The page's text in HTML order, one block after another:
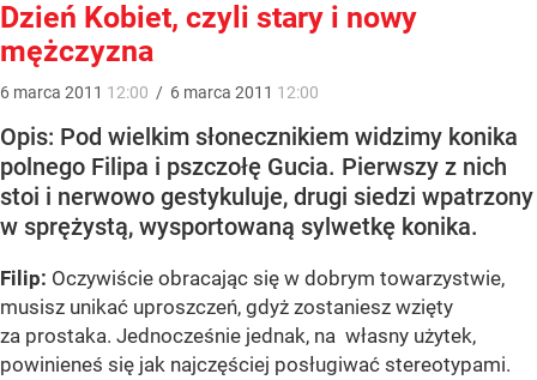
Dzień Kobiet, czyli stary i nowy
mężczyzna
6 marca 2011 12:00 / 6 marca 2011 12:00
Opis: Pod wielkim słonecznikiem widzimy konika
polnego Filipa i pszczołę Gucia. Pierwszy z nich
stoi i nerwowo gestykuluje, drugi siedzi wpatrzony
w sprężystą, wysportowaną sylwetkę konika.
Filip: Oczywiście obracając się w dobrym towarzystwie,
musisz unikać uproszczeń, gdyż zostaniesz wzięty
za prostaka. Jednocześnie jednak, na własny użytek,
powinieneś się jak najczęściej posługiwać stereotypami.